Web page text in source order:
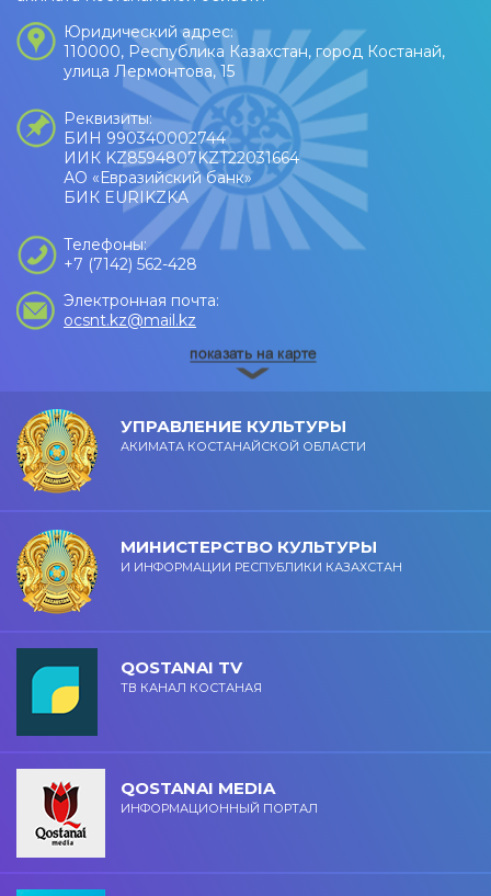
Юридический адрес:
110000, Республика Казахстан, город Костанай,
улица Лермонтова, 15
Реквизиты:
БИН 990340002744
ИИК KZ8594807KZT22031664
АО «Евразийский банк»
БИК EURIKZKA
Телефоны:
+7 (7142) 562-428
Электронная почта:
ocsnt.kz@mail.kz
УПРАВЛЕНИЕ КУЛЬТУРЫ
АКИМАТА КОСТАНАЙСКОЙ ОБЛАСТИ
МИНИСТЕРСТВО КУЛЬТУРЫ
И ИНФОРМАЦИИ РЕСПУБЛИКИ КАЗАХСТАН
QOSTANAI TV
ТВ КАНАЛ КОСТАНАЯ
QOSTANAI MEDIA
ИНФОРМАЦИОННЫЙ ПОРТАЛ